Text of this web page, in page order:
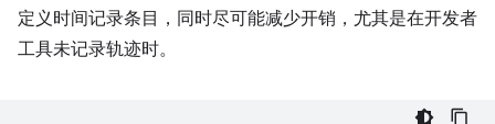
定义时间记录条目，同时尽可能减少开销，尤其是在开发者
工具未记录轨迹时。